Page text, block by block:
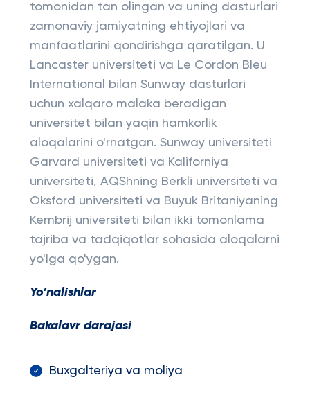
tomonidan tan olingan va uning dasturlari
zamonaviy jamiyatning ehtiyojlari va
manfaatlarini qondirishga qaratilgan. U
Lancaster universiteti va Le Cordon Bleu
International bilan Sunway dasturlari
uchun xalqaro malaka beradigan
universitet bilan yaqin hamkorlik
aloqalarini o'rnatgan. Sunway universiteti
Garvard universiteti va Kaliforniya
universiteti, AQShning Berkli universiteti va
Oksford universiteti va Buyuk Britaniyaning
Kembrij universiteti bilan ikki tomonlama
tajriba va tadqiqotlar sohasida aloqalarni
yo'lga qo'ygan.
Yo’nalishlar
Bakalavr darajasi
Buxgalteriya va moliya